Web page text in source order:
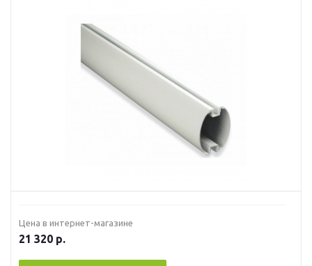
Цена в интернет-магазине
21 320 р.